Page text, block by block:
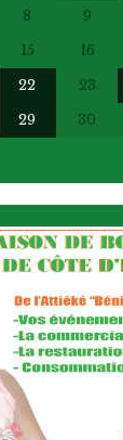
8 9
15 16
22 23
29 30